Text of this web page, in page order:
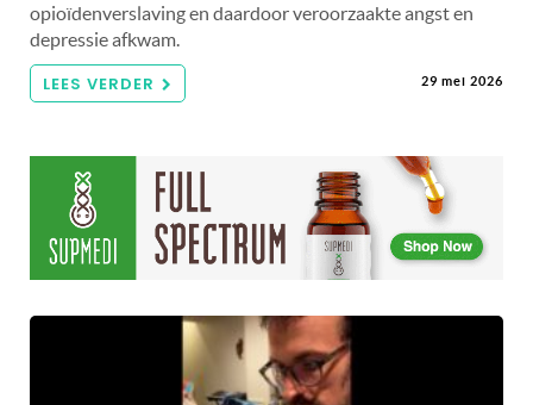
opioïdenverslaving en daardoor veroorzaakte angst en
depressie afkwam.
LEES VERDER 29 mei 2026